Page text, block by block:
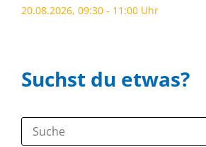
20.08.2026, 09:30 - 11:00 Uhr
Suchst du etwas?
Suche: